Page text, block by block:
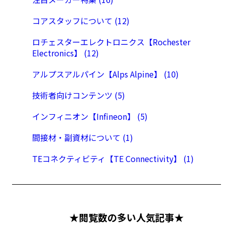
コアスタッフについて (12)
ロチェスターエレクトロニクス【Rochester
Electronics】 (12)
アルプスアルパイン【Alps Alpine】 (10)
技術者向けコンテンツ (5)
インフィニオン【Infineon】 (5)
間接材・副資材について (1)
TEコネクティビティ【TE Connectivity】 (1)
★閲覧数の多い人気記事★